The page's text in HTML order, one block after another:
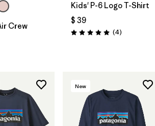
Crew
Kids' P-6 Logo T-Shirt
$ 39
Valoración: 5.0 / 5
(4Comentarios
)
New